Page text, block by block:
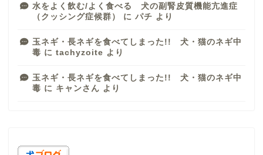
水をよく飲む/よく食べる 犬の副腎皮質機能亢進症
（クッシング症候群）
に パチ より
玉ネギ・長ネギを食べてしまった!! 犬・猫のネギ中
毒 に tachyzoite より
玉ネギ・長ネギを食べてしまった!! 犬・猫のネギ中
毒 に キャンさん より